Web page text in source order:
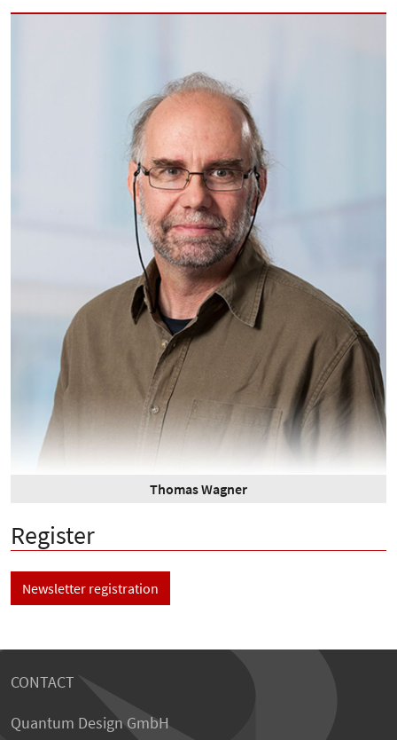
Thomas Wagner
Register
Newsletter registration
CONTACT
Quantum Design GmbH